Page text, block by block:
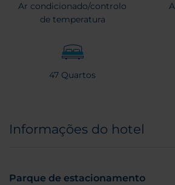
Ar condicionado/controlo
de temperatura
47 Quartos
Informações do hotel
Parque de estacionamento